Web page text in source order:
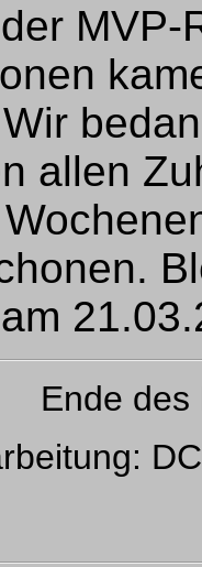
allen
Ende